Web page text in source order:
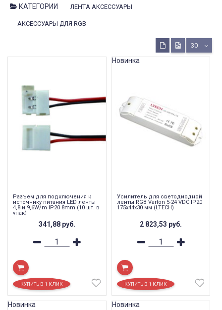
КАТЕГОРИИ ЛЕНТА АКСЕССУАРЫ
АКСЕССУАРЫ ДЛЯ RGB
30
Разъем для подключения к
источнику питания LED ленты
4,8 и 9,6W/m IP20 8mm (10 шт. в
упак)
341,88 руб.
Усилитель для светодиодной
ленты RGB Varton 5-24 VDC IP20
175х44х30 мм (LTECH)
2 823,53 руб.
Новинка
Новинка Новинка